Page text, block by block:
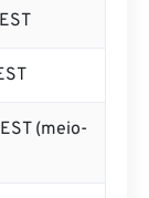
(meio-